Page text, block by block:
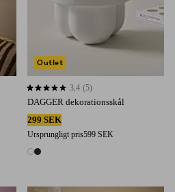
DAGGER dekorationsskål
299 SEK
Ursprungligt pris599 SEK
2 färger
3,4 baserat på 5 st betyg
3,4 (5)
Outlet